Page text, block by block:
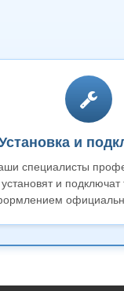
и
специалисты
установят и подключат